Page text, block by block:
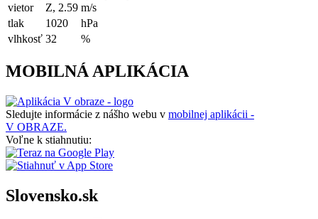
vietor
Z, 2.59 m/s
tlak
1020
hPa
vlhkosť 32 %
MOBILNÁ APLIKÁCIA
Sledujte informácie z nášho webu v mobilnej aplikácii -
V OBRAZE.
Voľne k stiahnutiu:
Slovensko.sk